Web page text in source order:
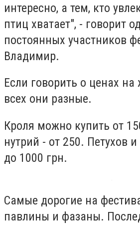
интересно, а тем, кто
птиц хватает", - говорит
постоянных участников
Владимир.
Если говорить о ценах
всех они разные.
Кроля можно купить от
нутрий - от 250. Петухов
до 1000 грн.
Самые дорогие на
павлины и фазаны.